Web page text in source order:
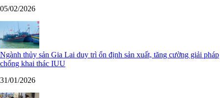
05/02/2026
Ngành thủy sản Gia Lai duy trì ổn định sản xuất, tăng cường giải pháp
chống khai thác IUU
31/01/2026